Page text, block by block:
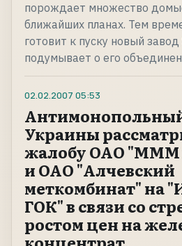
порождает множество
ближайших планах. Тем
готовит к пуску новый
подумывает о его
02.02.2007 05:53
Украины
жалобу ОАО "МММ
и ОАО "Алчевский
меткомбинат" на
ГОК" в связи со
ростом цен на